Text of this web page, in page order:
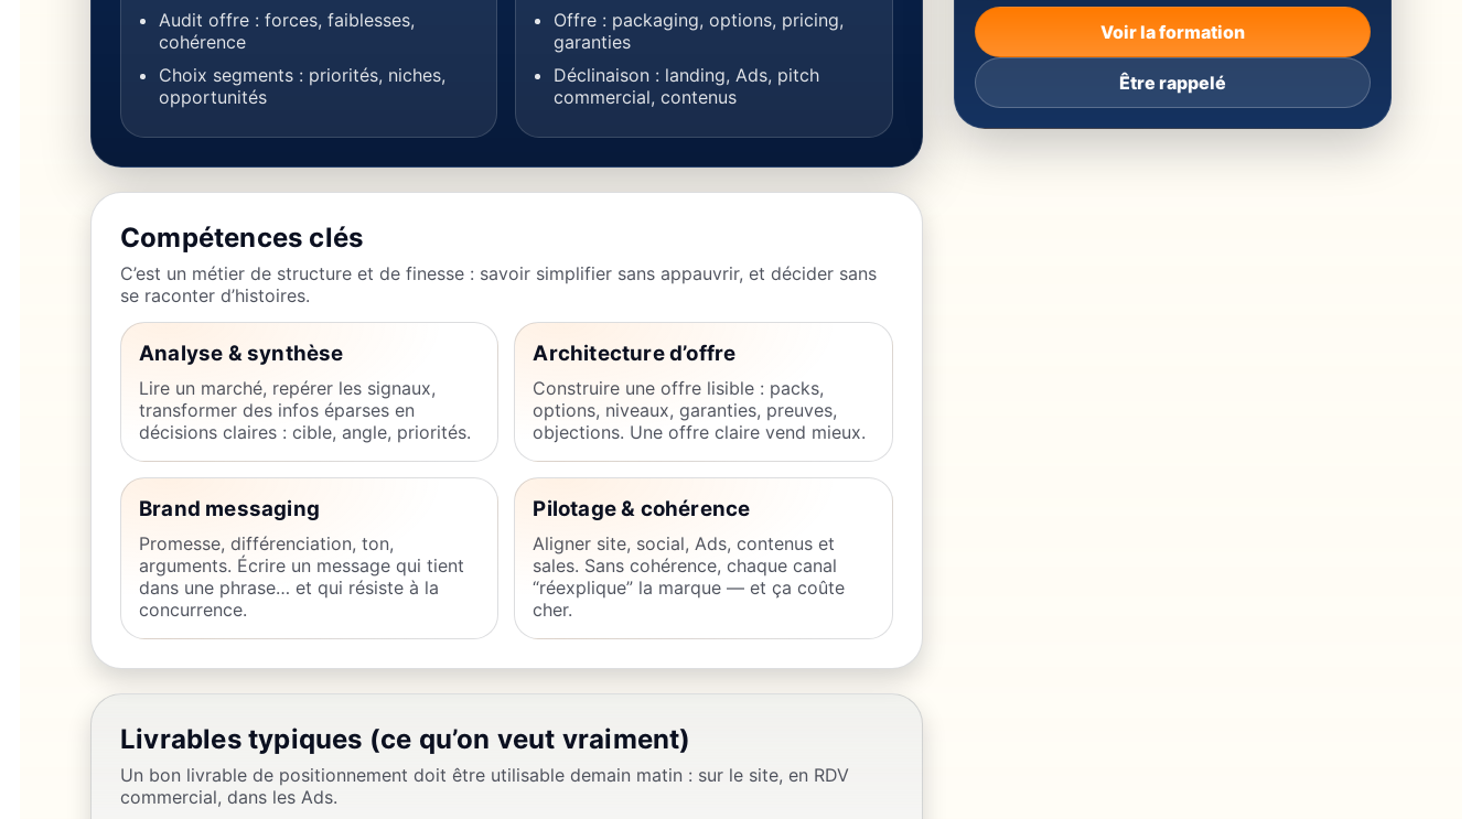
Audit offre : forces, faiblesses,
cohérence
Choix segments : priorités, niches,
opportunités
Offre : packaging, options, pricing,
garanties
Déclinaison : landing, Ads, pitch
commercial, contenus
Compétences clés
C’est un métier de structure et de finesse : savoir simplifier sans appauvrir, et décider sans
se raconter d’histoires.
Analyse & synthèse
Lire un marché, repérer les signaux,
transformer des infos éparses en
décisions claires : cible, angle, priorités.
Architecture d’offre
Construire une offre lisible : packs,
options, niveaux, garanties, preuves,
objections. Une offre claire vend mieux.
Brand messaging
Promesse, différenciation, ton,
arguments. Écrire un message qui tient
dans une phrase… et qui résiste à la
concurrence.
Pilotage & cohérence
Aligner site, social, Ads, contenus et
sales. Sans cohérence, chaque canal
“réexplique” la marque — et ça coûte
cher.
Livrables typiques (ce qu’on veut vraiment)
Un bon livrable de positionnement doit être utilisable demain matin : sur le site, en RDV
commercial, dans les Ads.
Voir la formation
Être rappelé